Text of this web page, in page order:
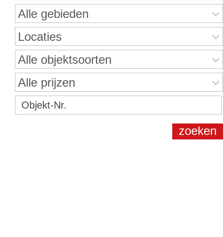
Alle gebieden
Locaties
Alle objektsoorten
Alle prijzen